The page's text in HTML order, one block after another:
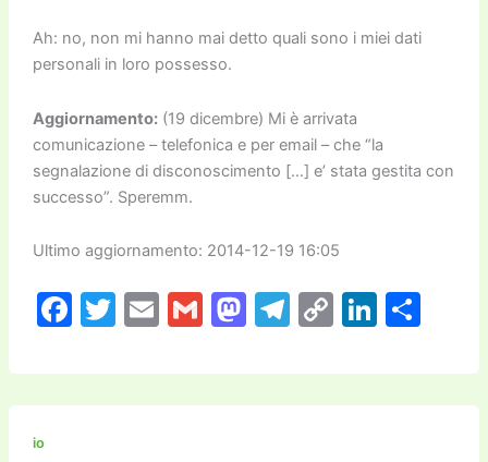
Ah: no, non mi hanno mai detto quali sono i miei dati
personali in loro possesso.
Aggiornamento:(19 dicembre) Mi è arrivata
comunicazione – telefonica e per email – che “la
segnalazione di disconoscimento […] e’ stata gestita con
successo”. Speremm.
Ultimo aggiornamento: 2014-12-19 16:05
F
c
e
T
itt
er
E
ai
l
G
ai
l
M
st
o
T
e
gr
C
p
y
Li
k
e
C
n
di
io